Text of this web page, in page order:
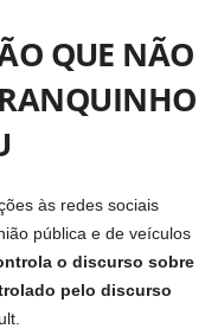
QUE NÃO
às redes sociais
pública e de veículos
o discurso sobre
pelo discurso